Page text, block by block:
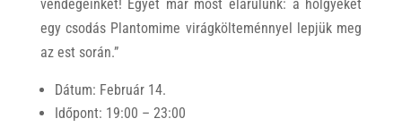
vendégeinket! Egyet már most elárulunk: a hölgyeket
egy csodás Plantomime virágkölteménnyel lepjük meg
az est során.”
Dátum: Február 14.
Időpont: 19:00 – 23:00